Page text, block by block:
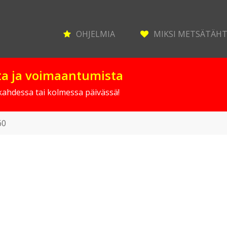
OHJELMIA MIKSI
ja voimaantumista
tai kolmessa päivässä!